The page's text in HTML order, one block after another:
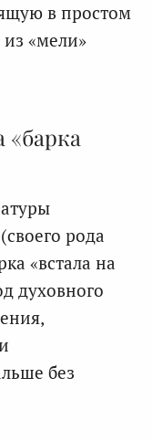
в простом
«мели»
«барка
рода
«встала на
духовного
без